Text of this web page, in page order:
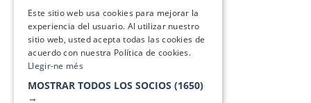
Este sitio web usa cookies para mejorar la
experiencia del usuario. Al utilizar nuestro
sitio web, usted acepta todas las cookies de
acuerdo con nuestra Política de cookies.
Llegir-ne més
MOSTRAR TODOS LOS SOCIOS (1650)
→